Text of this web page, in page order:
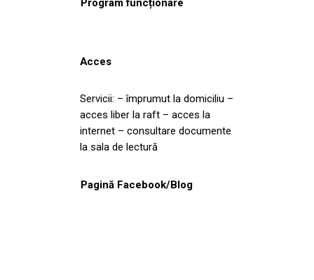
Acces
Servicii: – împrumut la domiciliu –
acces liber la raft – acces la
internet – consultare documente
la sala de lectură
Pagină Facebook/Blog